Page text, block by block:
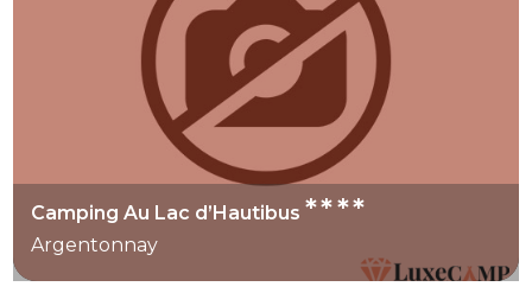
Camping Au Lac d’Hautibus****
Argentonnay